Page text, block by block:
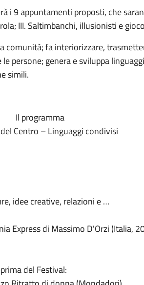
i 9 appuntamenti proposti, che
III. Saltimbanchi, illusionisti e
comunità; fa interiorizzare,
persone; genera e sviluppa
simili.
Il programma
Centro – Linguaggi condivisi
idee creative, relazioni e …
Express di Massimo D'Orzi (Italia,
del Festival: